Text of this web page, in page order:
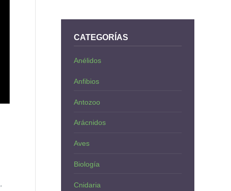
CATEGORÍAS
Anélidos
Anfibios
Antozoo
Arácnidos
Aves
Biología
Cnidaria